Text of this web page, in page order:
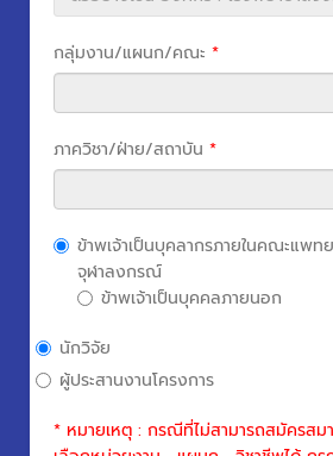
กลุ่มงาน/แผนก/คณะ *
ภาควิชา/ฝ่าย/สถาบัน *
ข้าพเจ้าเป็นบุคลากรภายในคณะแพท
จุฬาลงกรณ์
ข้าพเจ้าเป็นบุคคลภายนอก
นักวิจัย
ผู้ประสานงานโครงการ
* หมายเหตุ : กรณีที่ไม่สามารถสมัครสม